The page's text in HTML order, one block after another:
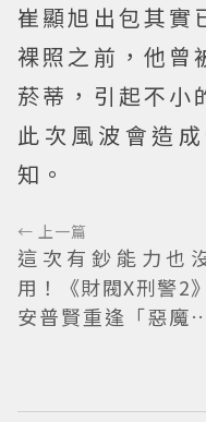
崔顯旭出包其實
裸照之前，他曾
菸蒂，引起不小
此次風波會造
知。
← 上一篇
這次有鈔能力也
用！《財閥X刑警2》
安普賢重逢「惡魔